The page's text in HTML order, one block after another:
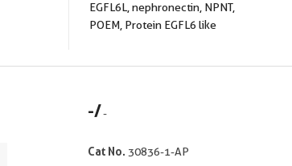
EGFL6L, nephronectin, NPNT,
POEM, Protein EGFL6 like
-/-
Cat No. 30836-1-AP